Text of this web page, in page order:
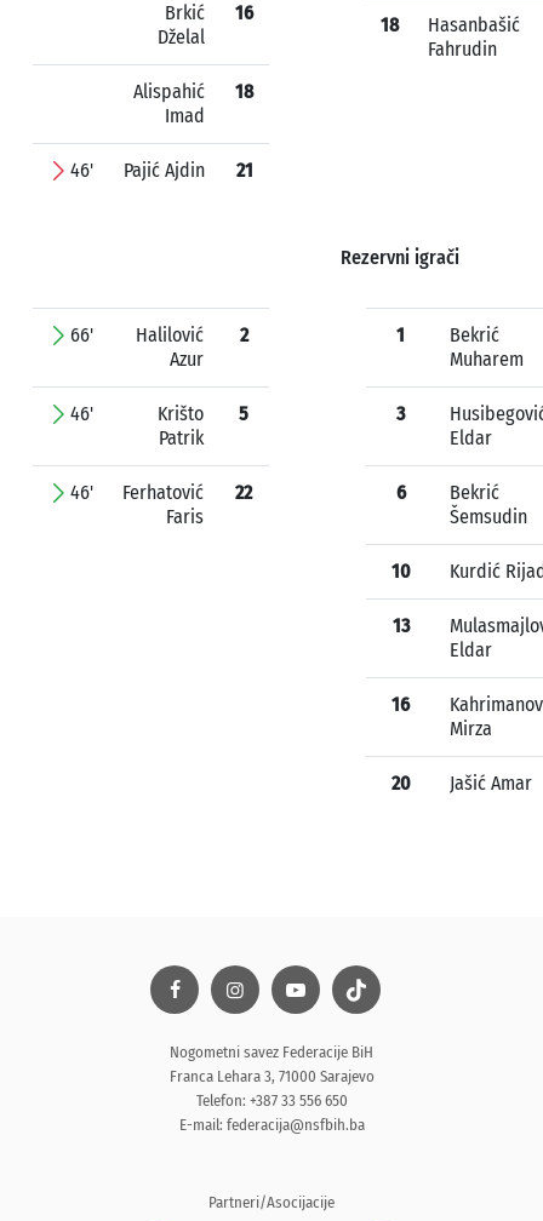
Brkić
Dželal
16
Alispahić
Imad
18
46' Pajić Ajdin 21
18
Hasanbašić
Fahrudin
Rezervni igrači
66'
Halilović
Azur
2
46'
Krišto
Patrik
5
46'
Ferhatović
Faris
22
1
Bekrić
Muharem
3
Eldar
6
Bekrić
Šemsudin
10 Kurdić
13
Eldar
16
Mirza
20 Jašić Amar
Nogometni savez Federacije BiH
Franca Lehara 3, 71000 Sarajevo
Telefon: +387 33 556 650
E-mail: federacija@nsfbih.ba
Partneri/Asocijacije